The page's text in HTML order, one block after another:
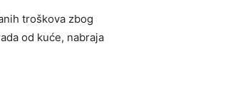
troškova zbog
od kuće, nabraja